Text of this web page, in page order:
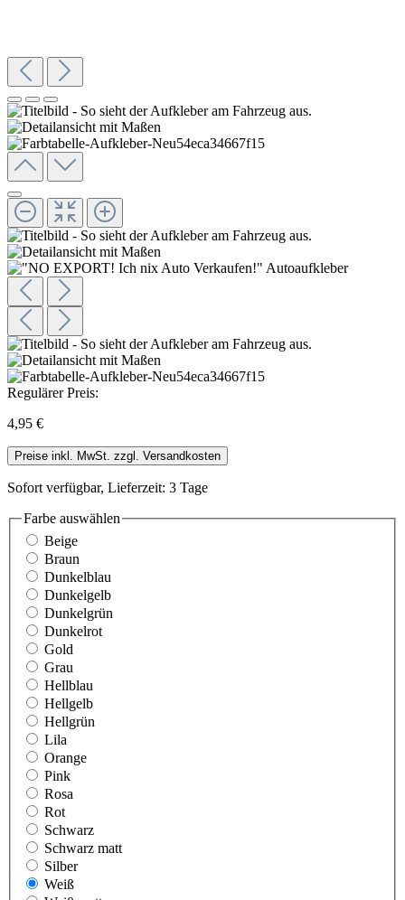
Regulärer Preis:
4,95 €
Preise inkl. MwSt. zzgl. Versandkosten
Sofort verfügbar, Lieferzeit: 3 Tage
Farbe auswählen
Beige
Braun
Dunkelblau
Dunkelgelb
Dunkelgrün
Dunkelrot
Gold
Grau
Hellblau
Hellgelb
Hellgrün
Lila
Orange
Pink
Rosa
Rot
Schwarz
Schwarz matt
Silber
Weiß